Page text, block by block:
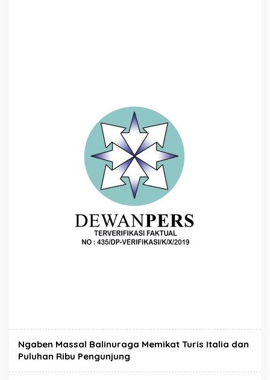
Ngaben Massal Balinuraga Memikat Turis Italia dan
Puluhan Ribu Pengunjung